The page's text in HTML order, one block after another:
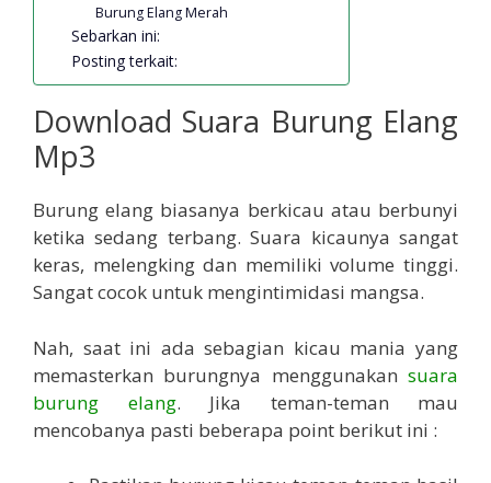
Burung Elang Merah
Sebarkan ini:
Posting terkait:
Download Suara Burung Elang
Mp3
Burung elang biasanya berkicau atau berbunyi
ketika sedang terbang. Suara kicaunya sangat
keras, melengking dan memiliki volume tinggi.
Sangat cocok untuk mengintimidasi mangsa.
Nah, saat ini ada sebagian kicau mania yang
memasterkan burungnya menggunakan suara
burung elang. Jika teman-teman mau
mencobanya pasti beberapa point berikut ini :